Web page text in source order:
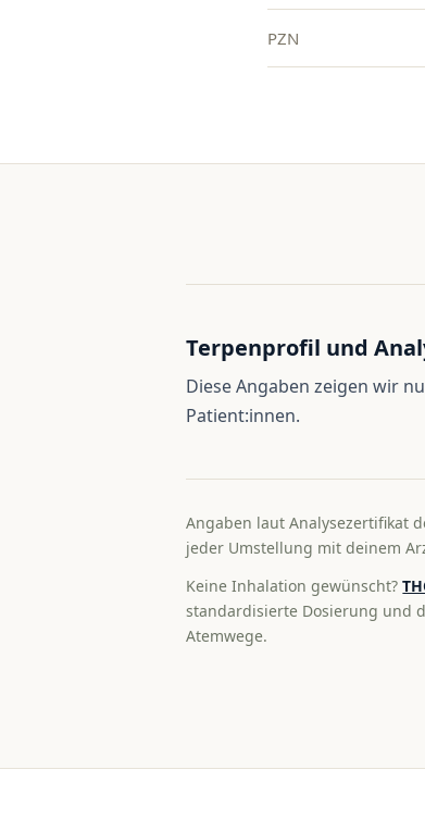
PZN
Terpenprofil und
Diese Angaben zeigen wir
Patient:innen.
Angaben laut Analysezertifikat
jeder Umstellung mit deinem
Keine Inhalation gewünscht?
standardisierte Dosierung und
Atemwege.